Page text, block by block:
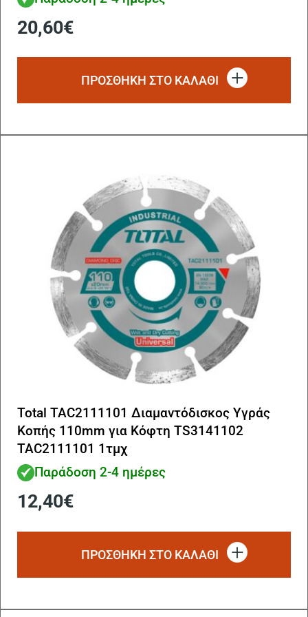
20,60€
ΠΡΟΣΘΗΚΗ ΣΤΟ ΚΑΛΑΘΙ
Total TAC2111101 Διαμαντόδισκος Υγράς
Κοπής 110mm για Κόφτη TS3141102
TAC2111101 1τμχ
Παράδοση 2-4 ημέρες
12,40€
ΠΡΟΣΘΗΚΗ ΣΤΟ ΚΑΛΑΘΙ